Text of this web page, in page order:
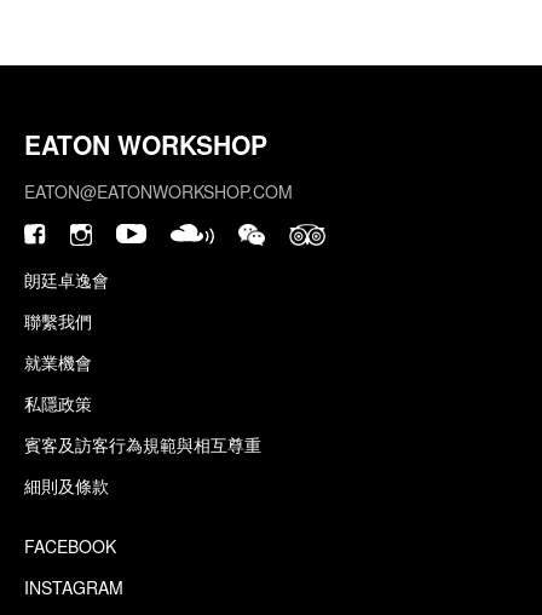
EATON WORKSHOP
EATON@EATONWORKSHOP.COM
朗廷卓逸會
聯繫我們
就業機會
私隱政策
賓客及訪客行為規範與相互尊重
細則及條款
FACEBOOK
INSTAGRAM